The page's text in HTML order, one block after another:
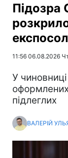
Підозра
11:56 06.08.2026
У
підлеглих
ВАЛЕРІЙ